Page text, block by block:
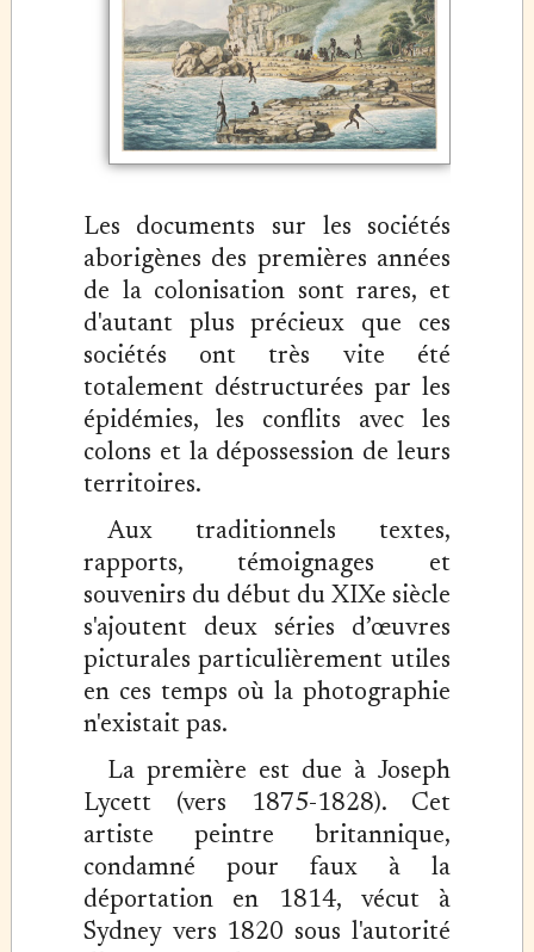
Les documents sur les sociétés
aborigènes des premières années
de la colonisation sont rares, et
d'autant plus précieux que ces
sociétés ont très vite été
totalement déstructurées par les
épidémies, les conflits avec les
colons et la dépossession de leurs
territoires.
Aux traditionnels textes,
rapports, témoignages et
souvenirs du début du XIXe siècle
s'ajoutent deux séries d’œuvres
picturales particulièrement utiles
en ces temps où la photographie
n'existait pas.
La première est due à Joseph
Lycett (vers 1875-1828). Cet
artiste peintre britannique,
condamné pour faux à la
déportation en 1814, vécut à
Sydney vers 1820 sous l'autorité